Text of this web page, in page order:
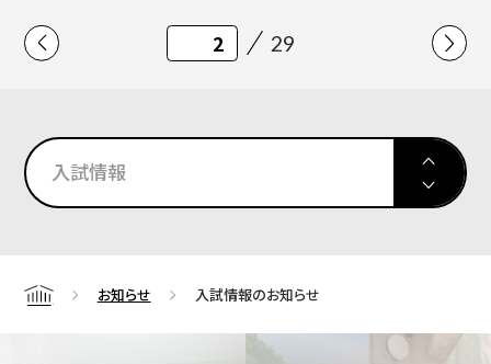
29
入試情報
Home お知らせ 入試情報のお知らせ